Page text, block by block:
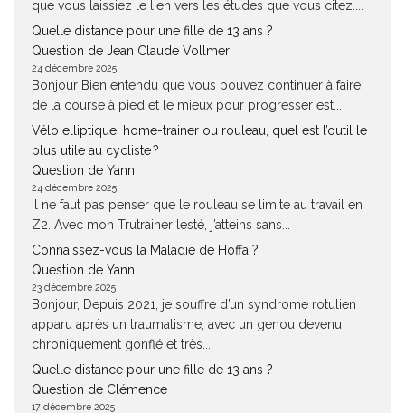
que vous laissiez le lien vers les études que vous citez....
Quelle distance pour une fille de 13 ans ?
Question de Jean Claude Vollmer
24 décembre 2025
Bonjour Bien entendu que vous pouvez continuer à faire
de la course à pied et le mieux pour progresser est...
Vélo elliptique, home-trainer ou rouleau, quel est l’outil le
plus utile au cycliste ?
Question de Yann
24 décembre 2025
Il ne faut pas penser que le rouleau se limite au travail en
Z2. Avec mon Trutrainer lesté, j’atteins sans...
Connaissez-vous la Maladie de Hoffa ?
Question de Yann
23 décembre 2025
Bonjour, Depuis 2021, je souffre d’un syndrome rotulien
apparu après un traumatisme, avec un genou devenu
chroniquement gonflé et très...
Quelle distance pour une fille de 13 ans ?
Question de Clémence
17 décembre 2025